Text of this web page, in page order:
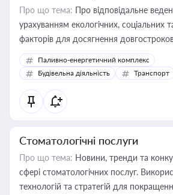
Про що тема: Про відповідальне
урахуванням екологічних, соціальних
факторів для досягнення
Паливно-енергетичний комплекс
Будівельна діяльність
Транспорт
Стоматологічні послуги
Про що тема: Новини, тренди та
сфері стоматологічних послуг.
технологій та стратегій для